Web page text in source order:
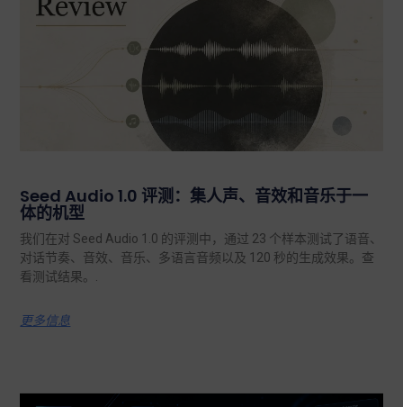
Seed Audio 1.0 评测：集人声、音效和音乐于一
体的机型
我们在对 Seed Audio 1.0 的评测中，通过 23 个样本测试了语音、
对话节奏、音效、音乐、多语言音频以及 120 秒的生成效果。查
看测试结果。.
更多信息